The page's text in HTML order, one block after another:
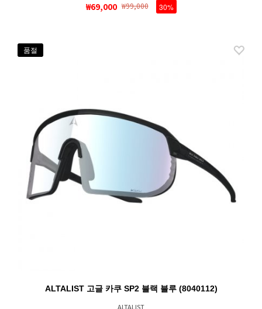
₩69,000 ₩99,000 30%
품절
ALTALIST 고글 카쿠 SP2 블랙 블루 (8040112)
ALTALIST